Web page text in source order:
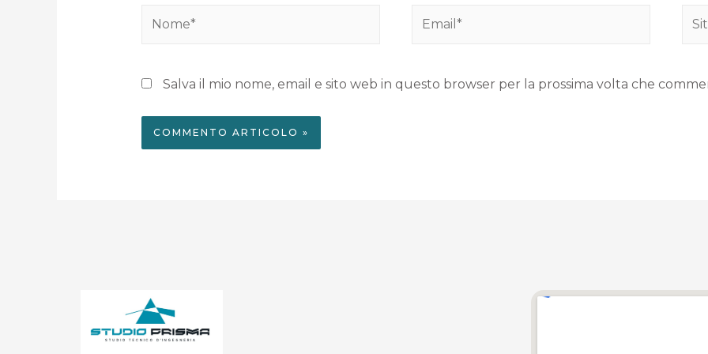
Salva il mio nome, email e sito web in questo browser per la prossima volta che